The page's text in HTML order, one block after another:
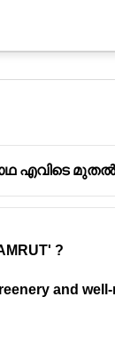
War of
എവിടെ
?
and